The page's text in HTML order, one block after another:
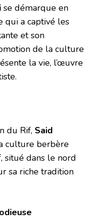
se démarque en
qui a captivé les
et son
de la culture
la vie, l’œuvre
du Rif, Said
culture berbère
situé dans le nord
sa riche tradition